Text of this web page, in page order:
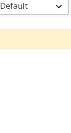
Default